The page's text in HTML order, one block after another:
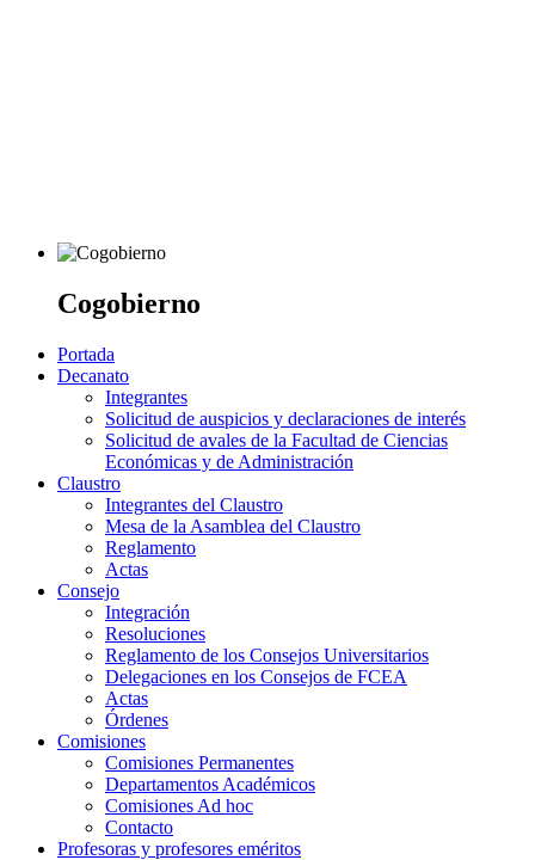
Cogobierno
Portada
Decanato
Integrantes
Solicitud de auspicios y declaraciones de interés
Solicitud de avales de la Facultad de Ciencias
Económicas y de Administración
Claustro
Integrantes del Claustro
Mesa de la Asamblea del Claustro
Reglamento
Actas
Consejo
Integración
Resoluciones
Reglamento de los Consejos Universitarios
Delegaciones en los Consejos de FCEA
Actas
Órdenes
Comisiones
Comisiones Permanentes
Departamentos Académicos
Comisiones Ad hoc
Contacto
Profesoras y profesores eméritos